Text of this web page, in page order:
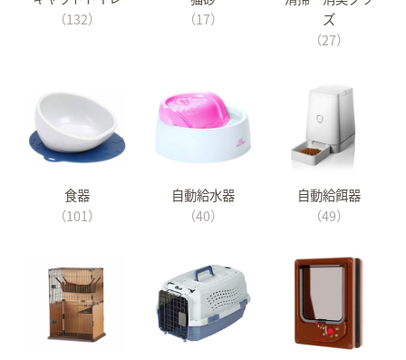
（132）
（17）
ズ
（27）
食器
（101）
自動給水器
（40）
自動給餌器
（49）